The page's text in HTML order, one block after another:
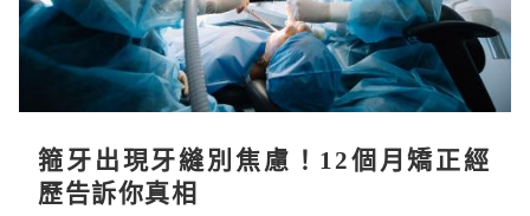
箍牙出現牙縫別焦慮！12個月矯正經
歷告訴你真相